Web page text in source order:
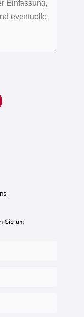
Sie an: